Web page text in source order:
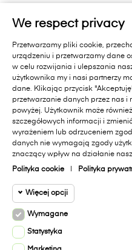
otrzymywanie informacji
o.o. 11-010 Barczewo,
dobrowolna i masz prawo
prawo dostępu do danych,
ograniczenia przetwarzania,
nadzorczego lub przeniesienia
danych jest Primavera
Dąbrówka Mała 18A..
Polityką Prywatności sklepu
polityką ochrony danych w
[dostępną na stronie].
We respect privacy
Przetwarzamy pliki cookie,
urządzeniu i przetwarzamy dane
w celu rozwijania i ulepszania
użytkownika my i nasi partnerzy
dane. Klikając przycisk
przetwarzanie danych przez nas i
powyżej. Użytkownik może
szczegółowych informacji i
wyrażeniem lub odrzuceniem
danych nie wymagają zgody
znaczący wpływ na działanie
Polityka cookie Polityka
Więcej opcji
Wymagane
Wymagane
Statystyka